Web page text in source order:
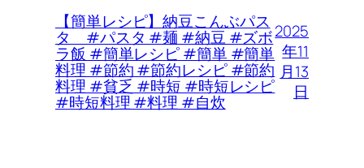
【簡単レシピ】納豆こんぶパス
タ #パスタ #麺 #納豆 #ズボ
ラ飯 #簡単レシピ #簡単 #簡単
料理 #節約 #節約レシピ #節約
料理 #貧乏 #時短 #時短レシピ
#時短料理 #料理 #自炊
2025
年11
月13
日